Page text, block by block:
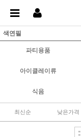
색연필
파티용품
아이클레이류
식음
최신순 낮은가격